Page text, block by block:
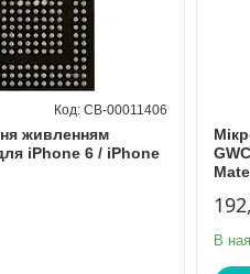
живленням
iPhone 6 / iPhone
CB-00011406
В